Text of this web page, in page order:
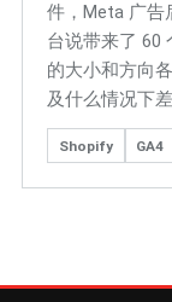
件，Meta 广告
台说带来了 60
的大小和方向
及什么情况下
Shopify GA4